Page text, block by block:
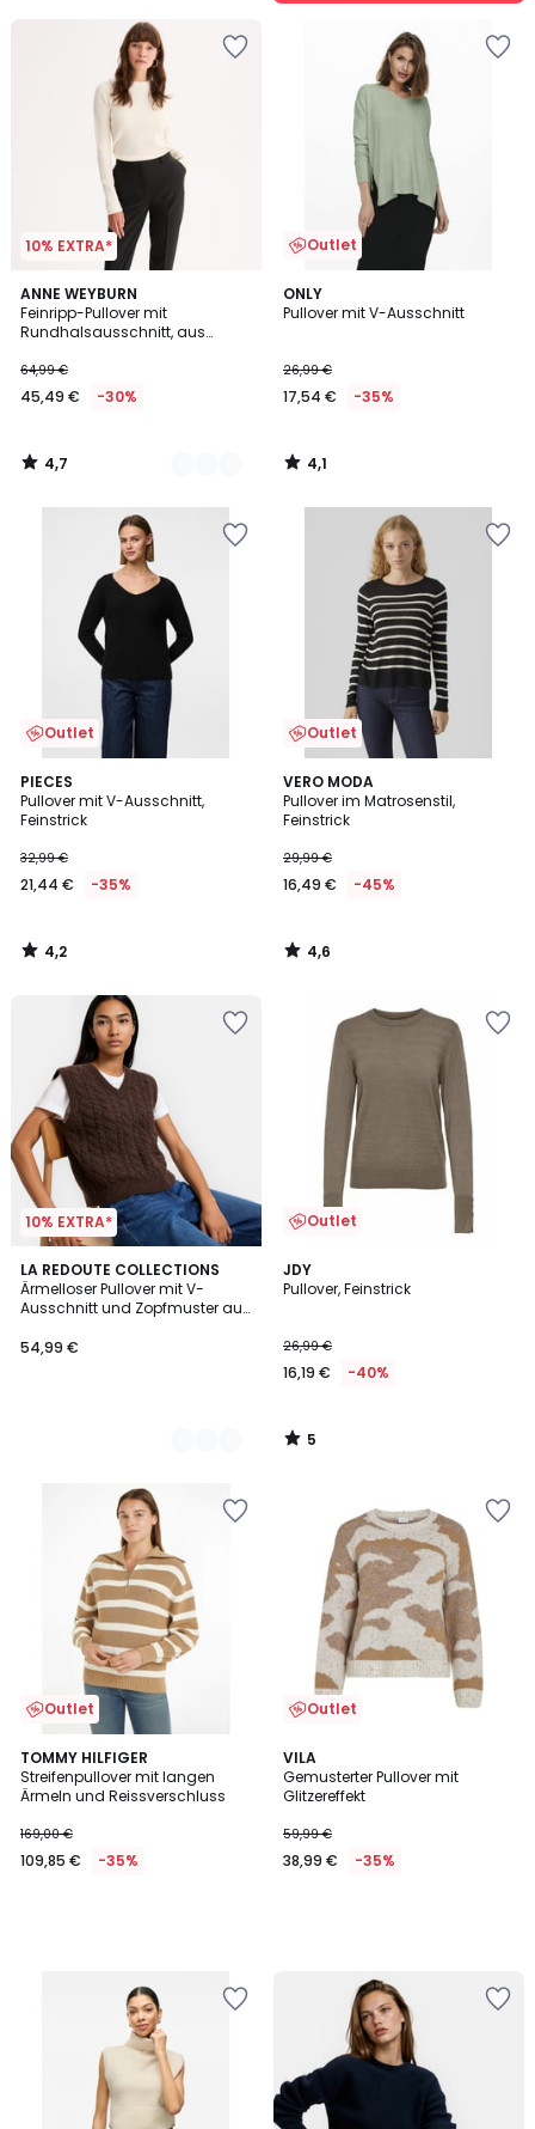
10% EXTRA*
ANNE WEYBURN
Feinripp-Pullover mit
Rundhalsausschnitt, aus
64,99 €
45,49 € -30%
4,7
/ 5
2
Farben
4,7
/
Outlet
ONLY
Pullover mit V-Ausschnitt
26,99 €
17,54 € -35%
4,1
/ 5
4,1
/
Outlet
PIECES
Pullover mit V-Ausschnitt,
Feinstrick
32,99 €
21,44 € -35%
4,2
/ 5
4,2
/
Outlet
VERO MODA
Pullover im Matrosenstil,
Feinstrick
29,99 €
16,49 € -45%
4,6
/ 5
4,6
/
10% EXTRA*
LA REDOUTE COLLECTIONS
Ärmelloser Pullover mit V-
Ausschnitt und Zopfmuster aus
54,99 €
2
Farben
Outlet
JDY
Pullover, Feinstrick
26,99 €
16,19 € -40%
5
/
5
/
Outlet
TOMMY HILFIGER
Streifenpullover mit langen
Ärmeln und Reissverschluss
169,00 €
109,85 € -35%
Outlet
VILA
Gemusterter Pullover mit
Glitzereffekt
59,99 €
38,99 € -35%